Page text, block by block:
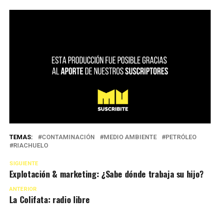
TEMAS: CONTAMINACIÓN MEDIO AMBIENTE
PETRÓLEO
RIACHUELO
SIGUIENTE
Explotación & marketing: ¿Sabe dónde trabaja su hijo?
ANTERIOR
La Colifata: radio libre